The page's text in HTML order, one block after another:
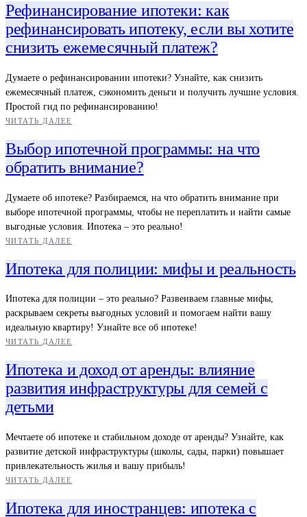
Рефинансирование ипотеки: как
рефинансировать ипотеку, если вы хотите
снизить ежемесячный платеж?
Думаете о рефинансировании ипотеки? Узнайте, как снизить
ежемесячный платеж, сэкономить деньги и получить лучшие условия.
Простой гид по рефинансированию!
ЧИТАТЬ ДАЛЕЕ
Выбор ипотечной программы: на что
обратить внимание?
Думаете об ипотеке? Разбираемся, на что обратить внимание при
выборе ипотечной программы, чтобы не переплатить и найти самые
выгодные условия. Ипотека – это реально!
ЧИТАТЬ ДАЛЕЕ
Ипотека для полиции: мифы и реальность
Ипотека для полиции – это реально? Развеиваем главные мифы,
раскрываем секреты выгодных условий и помогаем найти вашу
идеальную квартиру! Узнайте все об ипотеке!
ЧИТАТЬ ДАЛЕЕ
Ипотека и доход от аренды: влияние
развития инфраструктуры для семей с
детьми
Мечтаете об ипотеке и стабильном доходе от аренды? Узнайте, как
развитие детской инфраструктуры (школы, сады, парки) повышает
привлекательность жилья и вашу прибыль!
ЧИТАТЬ ДАЛЕЕ
Ипотека для иностранцев: ипотека с